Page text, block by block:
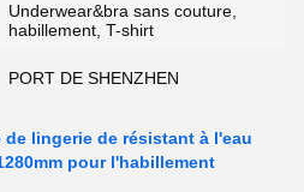
Underwear&bra sans couture,
habillement, T-shirt
PORT DE SHENZHEN
lingerie de résistant à l'eau
pour l'habillement